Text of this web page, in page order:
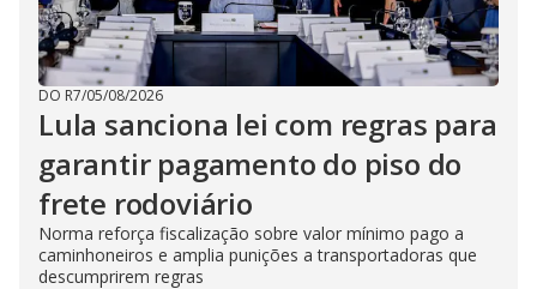
DO R7/05/08/2026
Lula sanciona lei com regras para
garantir pagamento do piso do
frete rodoviário
Norma reforça fiscalização sobre valor mínimo pago a
caminhoneiros e amplia punições a transportadoras que
descumprirem regras